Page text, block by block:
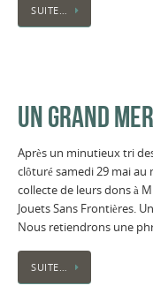
SUITE…
UN GRAND
Après un minutieux tri des
clôturé samedi 29 mai
collecte de leurs dons à
Jouets Sans Frontières.
Nous retiendrons une
SUITE…